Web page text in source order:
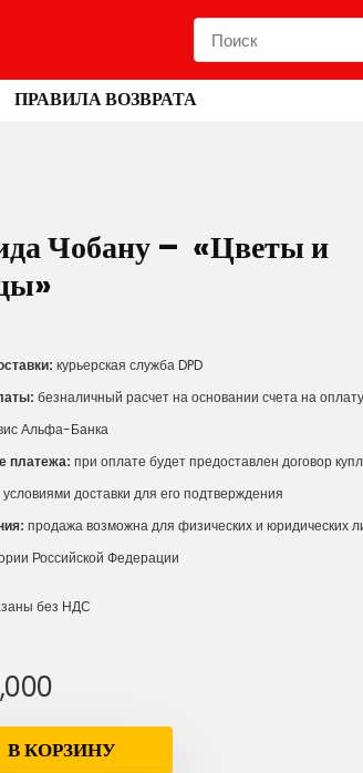
ПРАВИЛА ВОЗВРАТА
Чобану – «Цветы и
курьерская служба DPD
безналичный расчет на основании счета на оплату
Альфа-Банка
платежа: при оплате будет предоставлен договор
доставки для его подтверждения
продажа возможна для физических и юридических
Российской Федерации
без НДС
В КОРЗИНУ